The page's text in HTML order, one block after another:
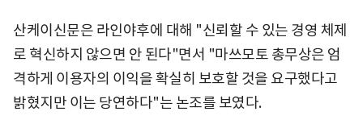
산케이신문은 라인야후에 대해 "신뢰할 수 있는 경영 체제
로 혁신하지 않으면 안 된다"면서 "마쓰모토 총무상은 엄
격하게 이용자의 이익을 확실히 보호할 것을 요구했다고
밝혔지만 이는 당연하다"는 논조를 보였다.